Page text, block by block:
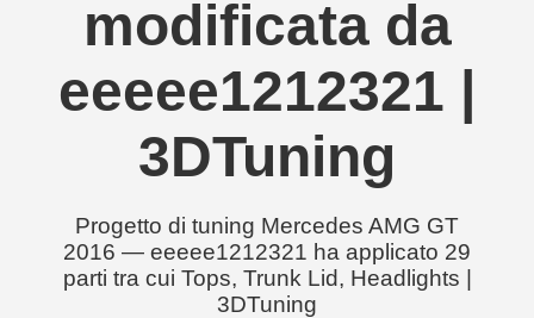
modificata da
eeeee1212321 |
3DTuning
Progetto di tuning Mercedes AMG GT
2016 — eeeee1212321 ha applicato 29
parti tra cui Tops, Trunk Lid, Headlights |
3DTuning